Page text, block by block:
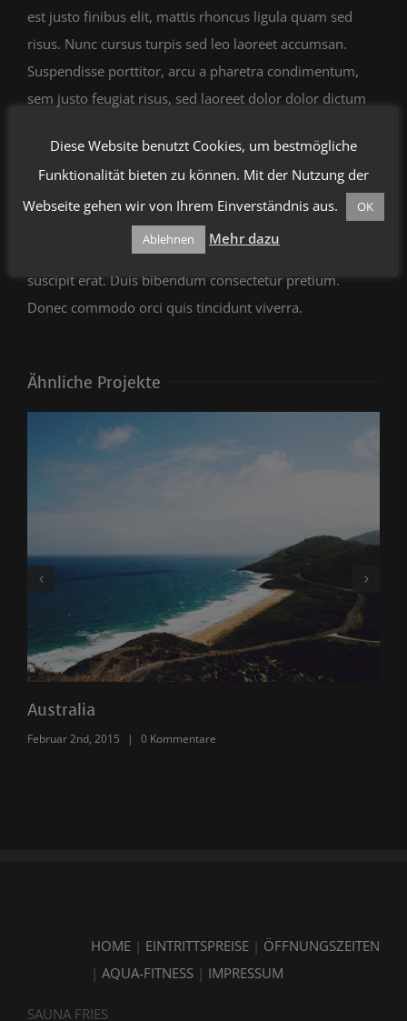
est justo finibus elit, mattis rhoncus ligula quam sed
risus. Nunc cursus turpis sed leo laoreet accumsan.
Suspendisse porttitor, arcu a pharetra condimentum,
sem justo feugiat risus, sed laoreet dolor dolor dictum
Morbi cursus erat sit amet mauris tempor convallis.
Mauris fermentum mauris velit, tempor pretium mi
pulvinar eu. In lobortis rutrum porta. Mauris vitae mollis
odio. Pellentesque sodales pulvinar tristique. Nullam vel
suscipit erat. Duis bibendum consectetur pretium.
Donec commodo orci quis tincidunt viverra.
Ähnliche Projekte
Australia
Februar 2nd, 2015 | 0 Kommentare
HOME | EINTRITTSPREISE | ÖFFNUNGSZEITEN
| AQUA-FITNESS | IMPRESSUM
SAUNA FRIES
Diese Website benutzt Cookies, um bestmögliche
Funktionalität bieten zu können. Mit der Nutzung der
Webseite gehen wir von Ihrem Einverständnis aus.
OK
Ablehnen
Mehr dazu